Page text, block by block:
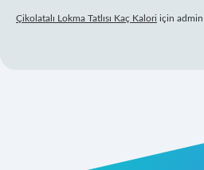
Çikolatalı Lokma Tatlısı Kaç Kalori için admin